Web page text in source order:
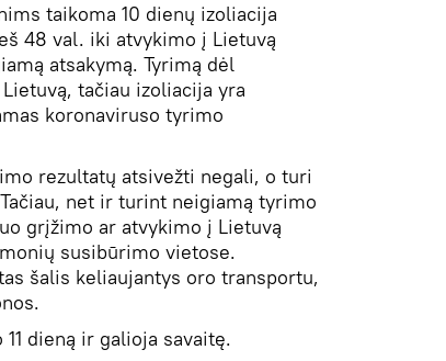
taikoma 10 dienų izoliacija
48 val. iki atvykimo į Lietuvą
atsakymą. Tyrimą dėl
tačiau izoliacija yra
koronaviruso tyrimo
rezultatų atsivežti negali, o turi
net ir turint neigiamą tyrimo
grįžimo ar atvykimo į Lietuvą
susibūrimo vietose.
šalis keliaujantys oro transportu,
dieną ir galioja savaitę.